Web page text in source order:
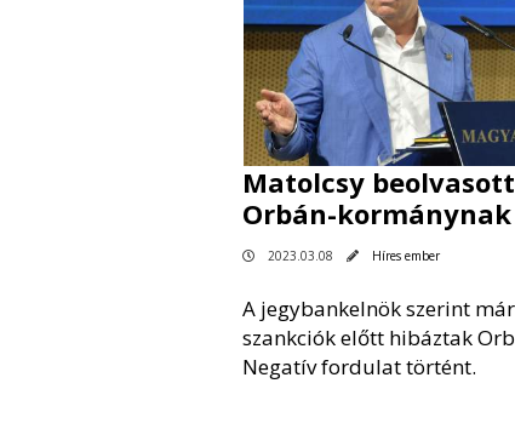
Matolcsy
Orbán-kormánynak
2023.03.08 Híres ember
A jegybankelnök szerint
szankciók előtt hibáztak
Negatív fordulat történt.